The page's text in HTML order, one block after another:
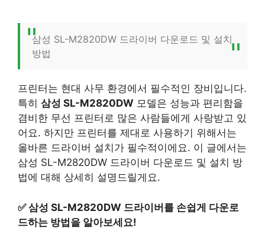
삼성 SL-M2820DW 드라이버 다운로드 및 설치
방법
프린터는 현대 사무 환경에서 필수적인 장비입니다.
특히 삼성 SL-M2820DW 모델은 성능과 편리함을
겸비한 무선 프린터로 많은 사람들에게 사랑받고 있
어요. 하지만 프린터를 제대로 사용하기 위해서는
올바른 드라이버 설치가 필수적이에요. 이 글에서는
삼성 SL-M2820DW 드라이버 다운로드 및 설치 방
법에 대해 상세히 설명드릴게요.
✅삼성 SL-M2820DW 드라이버를 손쉽게 다운로
드하는 방법을 알아보세요!